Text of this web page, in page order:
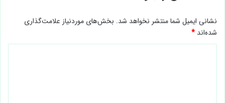
نشانی ایمیل شما منتشر نخواهد شد. بخش‌های موردنیاز علامت‌گذاری
شده‌اند *